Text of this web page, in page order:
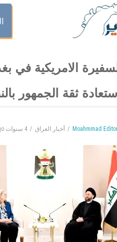
الامريكية
ثقة الجمهور
Moahmmad أخبار العراق 4 سنوات